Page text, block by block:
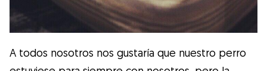
A todos nosotros nos gustaría que nuestro perro